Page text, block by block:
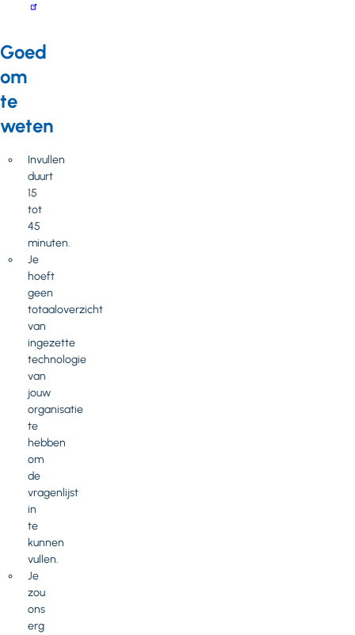
Goed
om
te
weten
Invullen
duurt
15
tot
45
minuten.
Je
hoeft
geen
totaaloverzicht
van
ingezette
technologie
van
jouw
organisatie
te
hebben
om
de
vragenlijst
in
te
kunnen
vullen.
Je
zou
ons
erg